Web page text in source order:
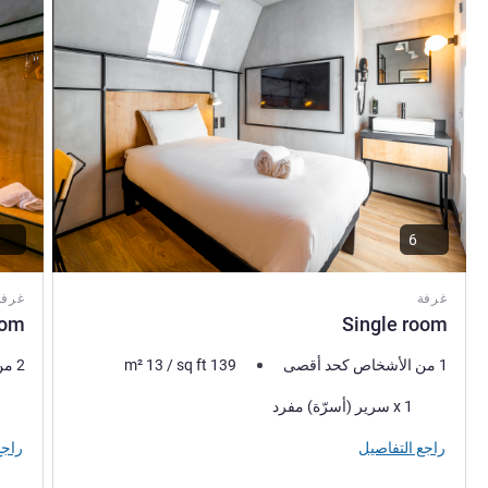
غرفة
Single room
1 من الأشخاص كحد أقصى m² 13 /sq ft 139
فرش السرير
1 x سرير (أسرّة) مفرد
راجع التفاصيل
2 من الأشخاص كحد أقصى